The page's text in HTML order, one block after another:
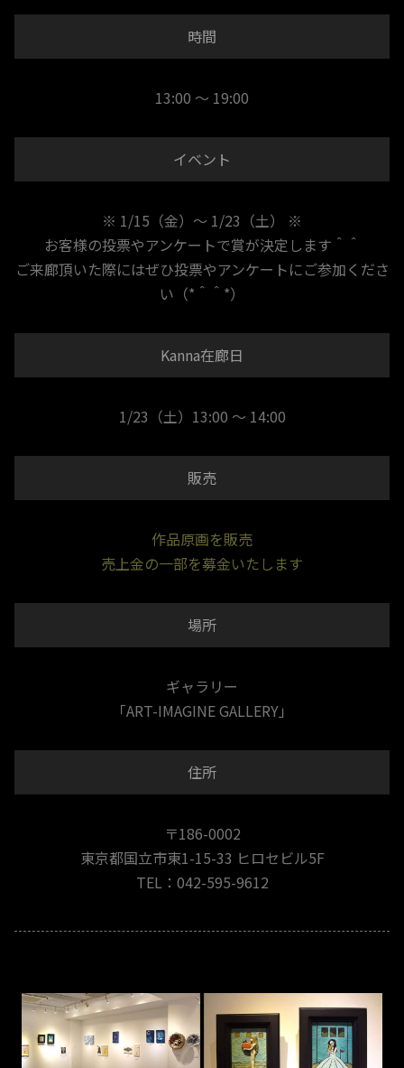
時間
13:00 ～ 19:00
イベント
※ 1/15（金）～ 1/23（土） ※
お客様の投票やアンケートで賞が決定します＾＾
ご来廊頂いた際にはぜひ投票やアンケートにご参加くださ
い（*＾＾*）
Kanna在廊日
1/23（土）13:00 ～ 14:00
販売
作品原画を販売
売上金の一部を募金いたします
場所
ギャラリー
「ART-IMAGINE GALLERY」
住所
〒186-0002
東京都国立市東1-15-33 ヒロセビル5F
TEL：042-595-9612